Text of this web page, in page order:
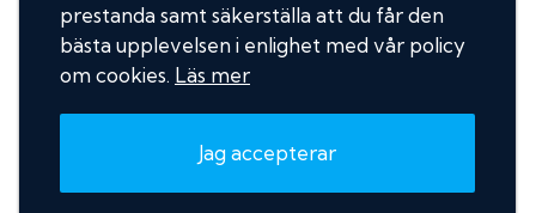
prestanda samt säkerställa att du får den
bästa upplevelsen i enlighet med vår policy
om cookies. Läs mer
Jag accepterar